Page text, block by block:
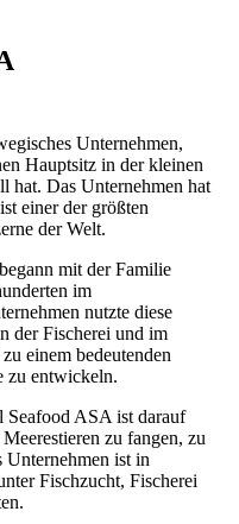
Unternehmen,
Hauptsitz in der kleinen
hat. Das Unternehmen hat
einer der größten
der Welt.
mit der Familie
im
nutzte diese
der Fischerei und im
einem bedeutenden
zu entwickeln.
Seafood ASA ist darauf
Meerestieren zu fangen, zu
Unternehmen ist in
Fischzucht, Fischerei